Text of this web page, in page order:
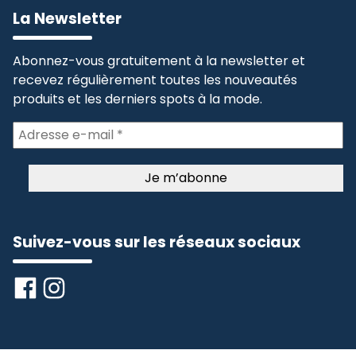
La Newsletter
Abonnez-vous gratuitement à la newsletter et
recevez régulièrement toutes les nouveautés
produits et les derniers spots à la mode.
Suivez-vous sur les réseaux sociaux